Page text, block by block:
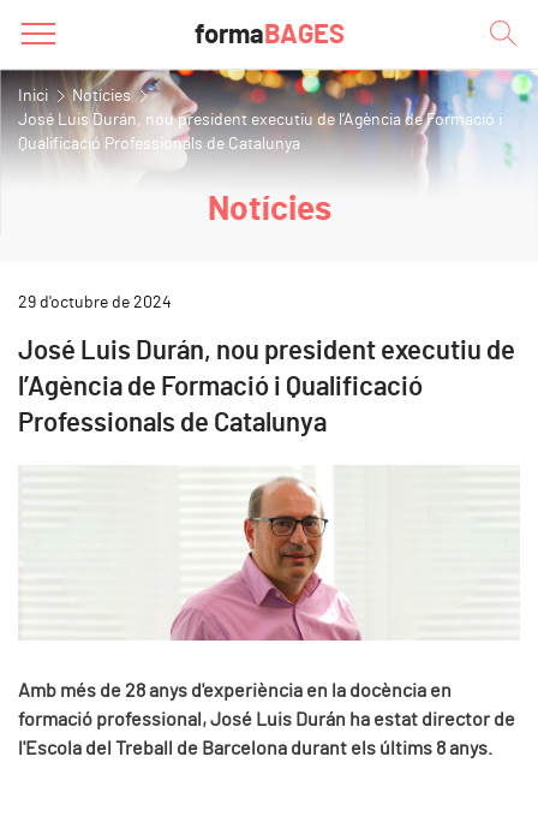
forma BAGES
Inici
Notícies
José Luis Durán, nou president executiu de l’Agència de Formació i
Qualificació Professionals de Catalunya
Notícies
29 d'octubre de 2024
José Luis Durán, nou president executiu de
l’Agència de Formació i Qualificació
Professionals de Catalunya
Amb més de 28 anys d'experiència en la docència en
formació professional, José Luis Durán ha estat director de
l'Escola del Treball de Barcelona durant els últims 8 anys.